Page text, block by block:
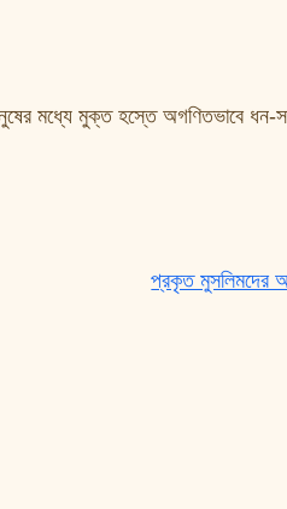
মধ্যে মুক্ত হস্তে অগণিতভাবে ধন-
প্রকৃত মুসলিমদের